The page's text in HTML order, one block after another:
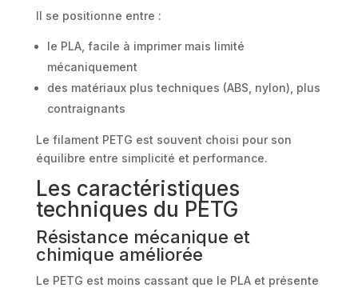
Il se positionne entre :
le PLA, facile à imprimer mais limité
mécaniquement
des matériaux plus techniques (ABS, nylon), plus
contraignants
Le filament PETG est souvent choisi pour son
équilibre entre simplicité et performance.
Les caractéristiques
techniques du PETG
Résistance mécanique et
chimique améliorée
Le PETG est moins cassant que le PLA et présente